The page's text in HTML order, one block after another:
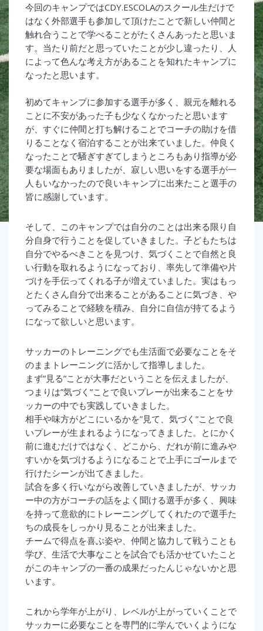
今回のキャンプではCDY.ESCOLAのスクール生だけで
はなく外部選手も参加して頂けたことで新しい仲間と
触れ合うことで学べることがたくさんあったと思いま
す。当たり前だと思っていたことが少し違ったり、人
によって色んな考え方があることを知れたキャンプに
なったと思います。
初めてキャンプに参加する選手が多く、親元を離れる
ことに不安があった子も少なくなかったと思います
が、すぐに仲間と打ち解けることでコーチの助けを借
りることなく宿泊することが出来ていました。仲良く
なったことで騒ぎすぎてしまうところもあり指導が必
要な場面もありましたが、寂しい思いをする選手が一
人もいなかったので良いキャンプに出来たこと選手の
皆に感謝しています。
そして、このキャンプでは自分のことは出来る限り自
分自身で行うことを促していきました。子どもたちは
自分でやるべきことを見つけ、気づくことで自然と良
い行動を取れるようになっており、率先して準備や片
づけを手伝ってくれる子が増えていました。実はもっ
とたくさん自分で出来ることがあることに気づき、や
ってみることで経験を積み、自分に自信が持てるよう
になって欲しいと思います。
サッカーのトレーニングでも生活面で必要なことをそ
のままトレーニングに活かして指導しました。
まず”見る”ことが大事だということを伝えましたが、
つまりは”気づく”ことで良いプレーが出来ることをサ
ッカーの中でも実践していきました。
相手や味方がどこにいるかを”見て、気づく”ことで良
いプレーが生まれるようになってきました。とにかく
前に進むだけではなく、どこから、だれが前に進みや
すいかを気づけるようになることで上手にゴールまで
行けたシーンが出てきました。
試合を多く行いながら改善していきましたが、サッカ
ー中の方がコーチの話をよく聞ける選手が多く、興味
を持って意欲的にトレーニングしてくれたので選手た
ちの成長をしっかり見ることが出来ました。
チームで得点を喜ぶ姿や、仲間と協力して戦うことも
学び、生活で大事なことを試合でも活かせていたこと
がこのキャンプの一番の成果だったんじゃないかと思
います。
これから学年が上がり、レベルが上がっていくことで
サッカーに必要なことを専門的に学んでいくようにな